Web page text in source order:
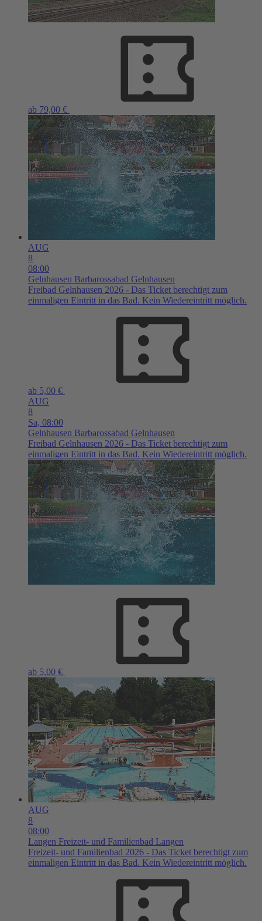
ab 79,00 €
AUG
8
08:00
Gelnhausen Barbarossabad Gelnhausen
Freibad Gelnhausen 2026 - Das Ticket berechtigt zum
einmaligen Eintritt in das Bad. Kein Wiedereintritt möglich.
ab 5,00 €
AUG
8
Sa, 08:00
Gelnhausen Barbarossabad Gelnhausen
Freibad Gelnhausen 2026 - Das Ticket berechtigt zum
einmaligen Eintritt in das Bad. Kein Wiedereintritt möglich.
ab 5,00 €
AUG
8
08:00
Langen Freizeit- und Familienbad Langen
Freizeit- und Familienbad 2026 - Das Ticket berechtigt zum
einmaligen Eintritt in das Bad. Kein Wiedereintritt möglich.